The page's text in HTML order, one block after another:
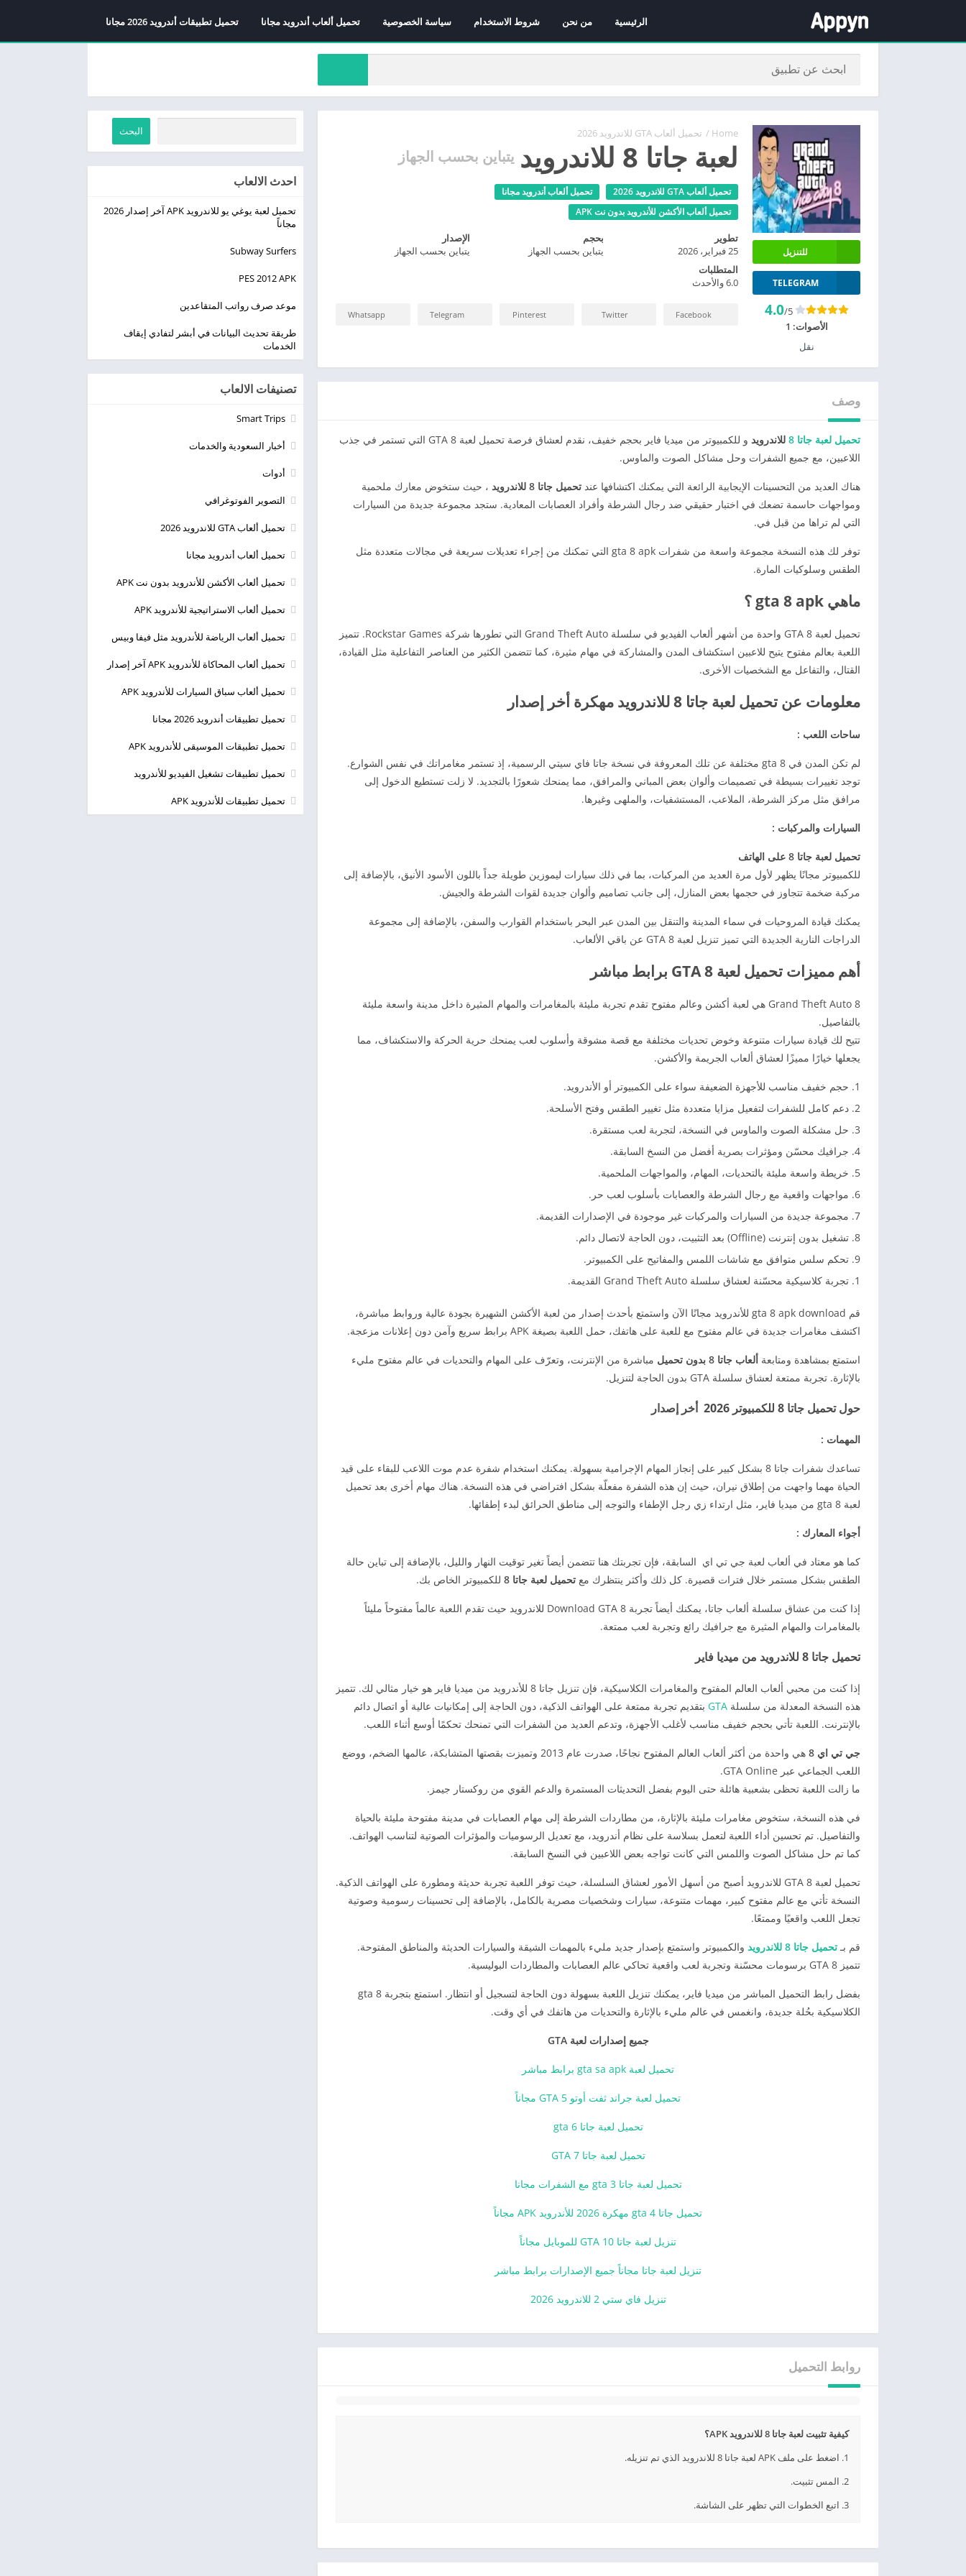
الرئيسية من نحن شروط الاستخدام سياسة الخصوصية تحميل ألعاب أندرويد مجانا تحميل تطبيقات أندرويد 2026 مجانا
Home
/ تحميل ألعاب GTA للاندرويد 2026
لعبة جاتا 8 للاندرويد يتباين بحسب الجهاز
تحميل ألعاب GTA للاندرويد 2026
تحميل ألعاب أندرويد مجانا
تحميل ألعاب الأكشن للأندرويد بدون نت APK
للتنزيل
TELEGRAM
4.0/5
الأصوات: 1
نقل
تطوير
25 فبراير، 2026
بحجم
يتباين بحسب الجهاز
الإصدار
يتباين بحسب الجهاز
المتطلبات
6.0 والأحدث
Facebook
Twitter
Pinterest
Telegram
Whatsapp
وصف
تحميل لعبة جاتا 8 للاندرويد
و للكمبيوتر من ميديا فاير بحجم خفيف، نقدم لعشاق فرصة تحميل لعبة 8 GTA التي تستمر في جذب
اللاعبين، مع جميع الشفرات وحل مشاكل الصوت والماوس.
هناك العديد من التحسينات الإيجابية الرائعة التي يمكنك اكتشافها عند تحميل جاتا 8 للاندرويد
، حيث ستخوض معارك ملحمية
ومواجهات حاسمة تضعك في اختبار حقيقي ضد رجال الشرطة وأفراد العصابات المعادية. ستجد مجموعة جديدة من السيارات
التي لم تراها من قبل في.
توفر لك هذه النسخة مجموعة واسعة من شفرات gta 8 apk التي تمكنك من إجراء تعديلات سريعة في مجالات متعددة مثل
الطقس وسلوكيات المارة.
ماهي gta 8 apk ؟
تحميل لعبة 8 GTA واحدة من أشهر ألعاب الفيديو في سلسلة Grand Theft Auto التي تطورها شركة Rockstar Games. تتميز
اللعبة بعالم مفتوح يتيح للاعبين استكشاف المدن والمشاركة في مهام مثيرة، كما تتضمن الكثير من العناصر التفاعلية مثل القيادة،
القتال، والتفاعل مع الشخصيات الأخرى.
معلومات عن تحميل لعبة جاتا 8 للاندرويد مهكرة أخر إصدار
ساحات اللعب :
لم تكن المدن في gta 8 مختلفة عن تلك المعروفة في نسخة جاتا فاي سيتي الرسمية، إذ تستمر مغامراتك في نفس الشوارع.
توجد تغييرات بسيطة في تصميمات وألوان بعض المباني والمرافق، مما يمنحك شعورًا بالتجديد. لا زلت تستطيع الدخول إلى
مرافق مثل مركز الشرطة، الملاعب، المستشفيات، والملهى وغيرها.
السيارات والمركبات :
تحميل لعبة جاتا 8 على الهاتف
للكمبيوتر مجانًا يظهر لأول مرة العديد من المركبات، بما في ذلك سيارات ليموزين طويلة جداً باللون الأسود الأنيق، بالإضافة إلى
مركبة ضخمة تتجاوز في حجمها بعض المنازل، إلى جانب تصاميم وألوان جديدة لقوات الشرطة والجيش.
يمكنك قيادة المروحيات في سماء المدينة والتنقل بين المدن عبر البحر باستخدام القوارب والسفن، بالإضافة إلى مجموعة
الدراجات النارية الجديدة التي تميز تنزيل لعبة 8 GTA عن باقي الألعاب.
أهم مميزات تحميل لعبة GTA 8 برابط مباشر
Grand Theft Auto 8 هي لعبة أكشن وعالم مفتوح تقدم تجربة مليئة بالمغامرات والمهام المثيرة داخل مدينة واسعة مليئة
بالتفاصيل.
تتيح لك قيادة سيارات متنوعة وخوض تحديات مختلفة مع قصة مشوقة وأسلوب لعب يمنحك حرية الحركة والاستكشاف، مما
يجعلها خيارًا مميزًا لعشاق ألعاب الجريمة والأكشن.
حجم خفيف مناسب للأجهزة الضعيفة سواء على الكمبيوتر أو الأندرويد.
دعم كامل للشفرات لتفعيل مزايا متعددة مثل تغيير الطقس وفتح الأسلحة.
حل مشكلة الصوت والماوس في النسخة، لتجربة لعب مستقرة.
جرافيك محسّن ومؤثرات بصرية أفضل من النسخ السابقة.
خريطة واسعة مليئة بالتحديات، المهام، والمواجهات الملحمية.
مواجهات واقعية مع رجال الشرطة والعصابات بأسلوب لعب حر.
مجموعة جديدة من السيارات والمركبات غير موجودة في الإصدارات القديمة.
تشغيل بدون إنترنت (Offline) بعد التثبيت، دون الحاجة لاتصال دائم.
تحكم سلس متوافق مع شاشات اللمس والمفاتيح على الكمبيوتر.
تجربة كلاسيكية محسّنة لعشاق سلسلة Grand Theft Auto القديمة.
قم gta 8 apk download للأندرويد مجانًا الآن واستمتع بأحدث إصدار من لعبة الأكشن الشهيرة بجودة عالية وروابط مباشرة،
اكتشف مغامرات جديدة في عالم مفتوح مع للعبة على هاتفك، حمل اللعبة بصيغة APK برابط سريع وآمن دون إعلانات مزعجة.
استمتع بمشاهدة ومتابعة ألعاب جاتا 8 بدون تحميل
مباشرة من الإنترنت، وتعرّف على المهام والتحديات في عالم مفتوح مليء
بالإثارة. تجربة ممتعة لعشاق سلسلة GTA بدون الحاجة لتنزيل.
حول تحميل جاتا 8 للكمبيوتر 2026 أخر إصدار
المهمات :
تساعدك شفرات جاتا 8 بشكل كبير على إنجاز المهام الإجرامية بسهولة. يمكنك استخدام شفرة عدم موت اللاعب للبقاء على قيد
الحياة مهما واجهت من إطلاق نيران، حيث إن هذه الشفرة مفعلّة بشكل افتراضي في هذه النسخة. هناك مهام أخرى بعد تحميل
لعبة gta 8 من ميديا فاير، مثل ارتداء زي رجل الإطفاء والتوجه إلى مناطق الحرائق لبدء إطفائها.
أجواء المعارك :
كما هو معتاد في ألعاب لعبة جي تي اي السابقة، فإن تجربتك هنا تتضمن أيضاً تغير توقيت النهار والليل، بالإضافة إلى تباين حالة
الطقس بشكل مستمر خلال فترات قصيرة. كل ذلك وأكثر ينتظرك مع تحميل لعبة جاتا 8 للكمبيوتر الخاص بك.
إذا كنت من عشاق سلسلة ألعاب جاتا، يمكنك أيضاً تجربة Download GTA 8 للاندرويد حيث تقدم اللعبة عالماً مفتوحاً مليئاً
بالمغامرات والمهام المثيرة مع جرافيك رائع وتجربة لعب ممتعة.
تحميل جاتا 8 للاندرويد من ميديا فاير
إذا كنت من محبي ألعاب العالم المفتوح والمغامرات الكلاسيكية، فإن تنزيل جاتا 8 للأندرويد من ميديا فاير هو خيار مثالي لك. تتميز
هذه النسخة المعدلة من سلسلة GTA بتقديم تجربة ممتعة على الهواتف الذكية، دون الحاجة إلى إمكانيات عالية أو اتصال دائم
بالإنترنت. اللعبة تأتي بحجم خفيف مناسب لأغلب الأجهزة، وتدعم العديد من الشفرات التي تمنحك تحكمًا أوسع أثناء اللعب.
جي تي اي 8
هي واحدة من أكثر ألعاب العالم المفتوح نجاحًا، صدرت عام 2013 وتميزت بقصتها المتشابكة، عالمها الضخم، ووضع
اللعب الجماعي عبر GTA Online.
ما زالت اللعبة تحظى بشعبية هائلة حتى اليوم بفضل التحديثات المستمرة والدعم القوي من روكستار جيمز.
في هذه النسخة، ستخوض مغامرات مليئة بالإثارة، من مطاردات الشرطة إلى مهام العصابات في مدينة مفتوحة مليئة بالحياة
والتفاصيل. تم تحسين أداء اللعبة لتعمل بسلاسة على نظام أندرويد، مع تعديل الرسوميات والمؤثرات الصوتية لتناسب الهواتف.
كما تم حل مشاكل الصوت واللمس التي كانت تواجه بعض اللاعبين في النسخ السابقة.
تحميل لعبة GTA 8 للاندرويد أصبح من أسهل الأمور لعشاق السلسلة، حيث توفر اللعبة تجربة حديثة ومطورة على الهواتف الذكية.
النسخة تأتي مع عالم مفتوح كبير، مهمات متنوعة، سيارات وشخصيات مصرية بالكامل، بالإضافة إلى تحسينات رسومية وصوتية
تجعل اللعب واقعيًا وممتعًا.
قم بـتحميل جاتا 8 للاندرويد
والكمبيوتر واستمتع بإصدار جديد مليء بالمهمات الشيقة والسيارات الحديثة والمناطق المفتوحة.
تتميز GTA 8 برسومات محسّنة وتجربة لعب واقعية تحاكي عالم العصابات والمطاردات البوليسية.
بفضل رابط التحميل المباشر من ميديا فاير، يمكنك تنزيل اللعبة بسهولة دون الحاجة لتسجيل أو انتظار. استمتع بتجربة gta 8
الكلاسيكية بحُلة جديدة، وانغمس في عالم مليء بالإثارة والتحديات من هاتفك في أي وقت.
جميع إصدارات لعبة GTA
تحميل لعبة gta sa apk برابط مباشر
تحميل لعبة جراند ثفت أوتو 5 GTA مجاناً
تحميل لعبة جاتا 6 gta
تحميل لعبة جاتا GTA 7
تحميل لعبة جاتا 3 gta مع الشفرات مجانا
تحميل جاتا 4 gta مهكرة 2026 للأندرويد APK مجاناً
تنزيل لعبة جاتا 10 GTA للموبايل مجاناً
تنزيل لعبة جاتا مجاناً جميع الإصدارات برابط مباشر
تنزيل فاي ستي 2 للاندرويد 2026
روابط التحميل
كيفية تثبيت لعبة جاتا 8 للاندرويد APK؟
1. اضغط على ملف APK لعبة جاتا 8 للاندرويد الذي تم تنزيله.
2. المس تثبيت.
3. اتبع الخطوات التي تظهر على الشاشة.
البحث
احدث الالعاب
تحميل لعبة يوغي يو للاندرويد APK آخر إصدار 2026
مجاناً
Subway Surfers
PES 2012 APK
موعد صرف رواتب المتقاعدين
طريقة تحديث البيانات في أبشر لتفادي إيقاف
الخدمات
تصنيفات الالعاب
Smart Trips
أخبار السعودية والخدمات
أدوات
التصوير الفوتوغرافي
تحميل ألعاب GTA للاندرويد 2026
تحميل ألعاب أندرويد مجانا
تحميل ألعاب الأكشن للأندرويد بدون نت APK
تحميل ألعاب الاستراتيجية للأندرويد APK
تحميل ألعاب الرياضة للأندرويد مثل فيفا وبيس
تحميل ألعاب المحاكاة للأندرويد APK آخر إصدار
تحميل ألعاب سباق السيارات للأندرويد APK
تحميل تطبيقات أندرويد 2026 مجانا
تحميل تطبيقات الموسيقى للأندرويد APK
تحميل تطبيقات تشغيل الفيديو للأندرويد
تحميل تطبيقات للأندرويد APK